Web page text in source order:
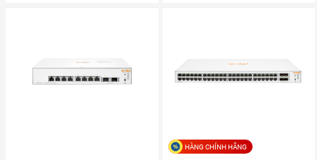
HÀNG CHÍNH HÃNG